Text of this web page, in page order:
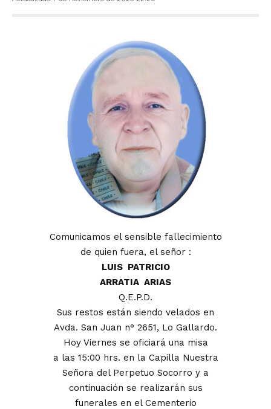
Comunicamos el sensible fallecimiento
de quien fuera, el señor :
LUIS PATRICIO
ARRATIA ARIAS
Q.E.P.D.
Sus restos están siendo velados en
Avda. San Juan n° 2651, Lo Gallardo.
Hoy Viernes se oficiará una misa
a las 15:00 hrs. en la Capilla Nuestra
Señora del Perpetuo Socorro y a
continuación se realizarán sus
funerales en el Cementerio